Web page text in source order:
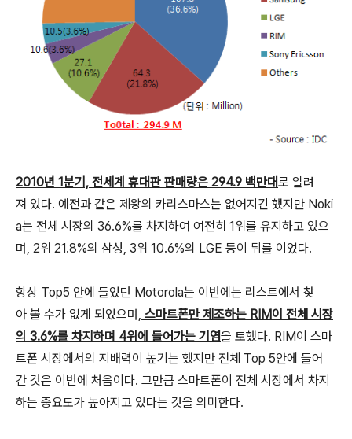
2010년 1분기, 전세계 휴대판 판매량은 294.9 백만대로 알려
져 있다. 예전과 같은 제왕의 카리스마스는 없어지긴 했지만 Noki
a는 전체 시장의 36.6%를 차지하여 여전히 1위를 유지하고 있으
며, 2위 21.8%의 삼성, 3위 10.6%의 LGE 등이 뒤를 이었다.
항상 Top5 안에 들었던 Motorola는 이번에는 리스트에서 찾
아 볼 수가 없게 되었으며, 스마트폰만 제조하는 RIM이 전체 시장
의 3.6%를 차지하며 4위에 들어가는 기염을 토했다. RIM이 스마
트폰 시장에서의 지배력이 높기는 했지만 전체 Top 5안에 들어
간 것은 이번에 처음이다. 그만큼 스마트폰이 전체 시장에서 차지
하는 중요도가 높아지고 있다는 것을 의미한다.